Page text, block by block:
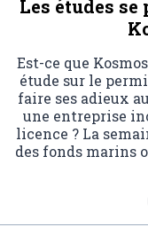
Les études
Est-ce que
étude sur le
faire ses adieux
une entreprise
licence ? La
des fonds marins